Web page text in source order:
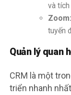
và
Zoom:
tuyến
Quản lý quan
CRM là một
triển nhanh